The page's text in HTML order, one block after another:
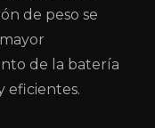
de peso se
de la batería
eficientes.